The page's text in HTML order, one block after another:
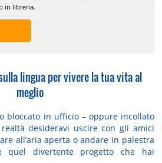
in libreria.
lingua per vivere la tua vita al
meglio
bloccato in ufficio – oppure incollato
desideravi uscire con gli amici
all’aria aperta o andare in palestra
quel divertente progetto che hai